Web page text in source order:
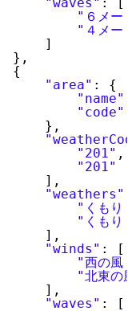
"６メート
"４メート
]
},
{
"area" : {
"name"
"code"
},
"201" ,
"201"
],
"weathers"
"くもり
"くもり
],
"winds" : [
"西の風　
"北東の風
],
"waves" : [